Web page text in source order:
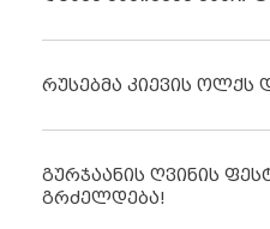
რუსებმა კიევის ოლქს
გურჯაანის ღვინის
გრძელდება!